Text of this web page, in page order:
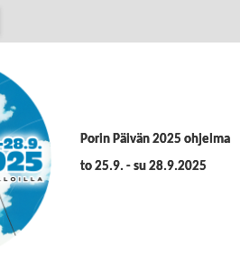
Porin Päivän 2025 ohjelma
to 25.9. - su 28.9.2025